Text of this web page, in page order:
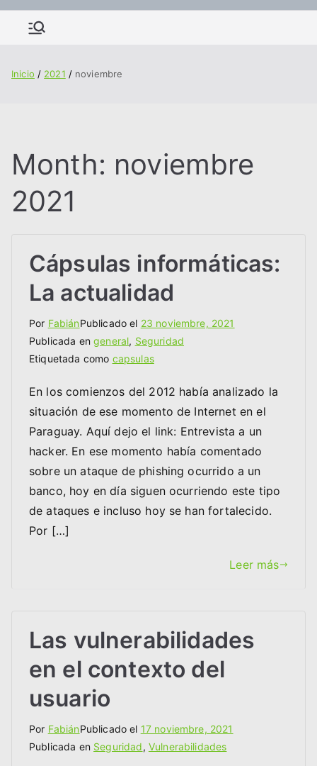
Inicio 2021 noviembre
Month: noviembre
2021
Cápsulas informáticas:
La actualidad
Por FabiánPublicado el 23 noviembre, 2021
Publicada engeneral, Seguridad
Etiquetada como capsulas
En los comienzos del 2012 había analizado la
situación de ese momento de Internet en el
Paraguay. Aquí dejo el link: Entrevista a un
hacker. En ese momento había comentado
sobre un ataque de phishing ocurrido a un
banco, hoy en día siguen ocurriendo este tipo
de ataques e incluso hoy se han fortalecido.
Por […]
Leer más
Las vulnerabilidades
en el contexto del
usuario
Por FabiánPublicado el 17 noviembre, 2021
Publicada en Seguridad, Vulnerabilidades